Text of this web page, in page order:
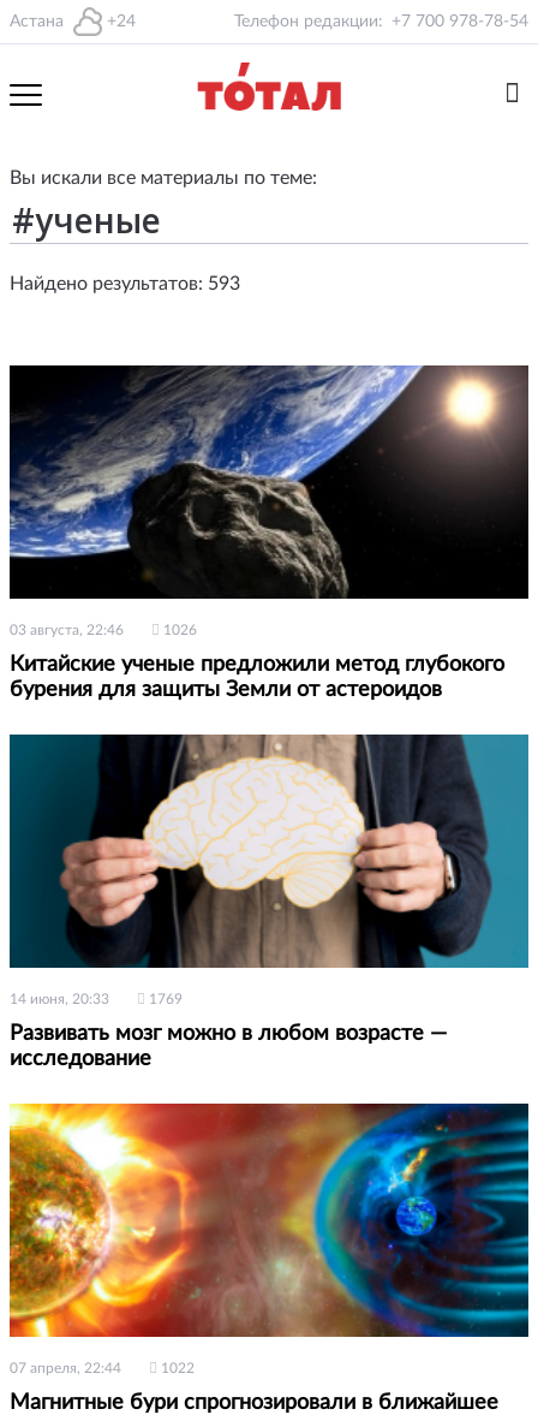
Астана +24 Телефон редакции: +7 700 978-78-54
Вы искали все материалы по теме:
Найдено результатов: 593
03 августа, 22:46 1026
Китайские ученые предложили метод глубокого
бурения для защиты Земли от астероидов
14 июня, 20:33 1769
Развивать мозг можно в любом возрасте —
исследование
07 апреля, 22:44 1022
Магнитные бури спрогнозировали в ближайшее